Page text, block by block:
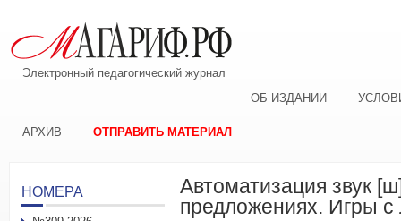
Электронный педагогический журнал
ОБ ИЗДАНИИ
АРХИВ ОТПРАВИТЬ МАТЕРИАЛ
Автоматизация звук
предложениях. Игры
НОМЕРА